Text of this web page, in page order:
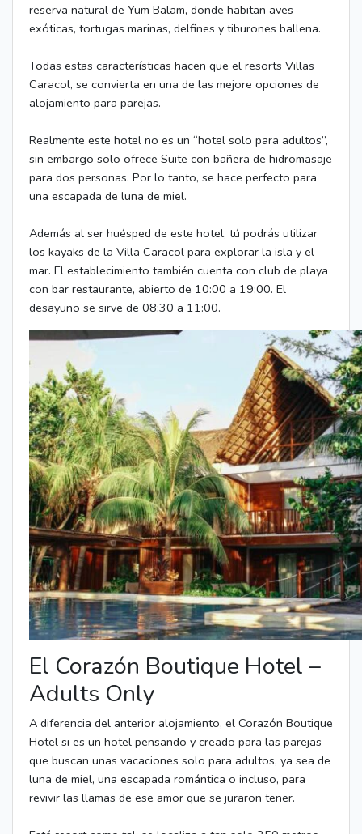
reserva natural de Yum Balam, donde habitan aves
exóticas, tortugas marinas, delfines y tiburones ballena.
Todas estas características hacen que el resorts Villas
Caracol, se convierta en una de las mejore opciones de
alojamiento para parejas.
Realmente este hotel no es un “hotel solo para adultos”,
sin embargo solo ofrece Suite con bañera de hidromasaje
para dos personas. Por lo tanto, se hace perfecto para
una escapada de luna de miel.
Además al ser huésped de este hotel, tú podrás utilizar
los kayaks de la Villa Caracol para explorar la isla y el
mar. El establecimiento también cuenta con club de playa
con bar restaurante, abierto de 10:00 a 19:00. El
desayuno se sirve de 08:30 a 11:00.
El Corazón Boutique Hotel –
Adults Only
A diferencia del anterior alojamiento, el Corazón Boutique
Hotel si es un hotel pensando y creado para las parejas
que buscan unas vacaciones solo para adultos, ya sea de
luna de miel, una escapada romántica o incluso, para
revivir las llamas de ese amor que se juraron tener.